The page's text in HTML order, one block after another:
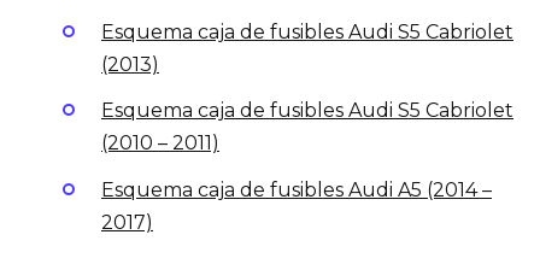
Esquema caja de fusibles Audi S5 Cabriolet
(2013)
Esquema caja de fusibles Audi S5 Cabriolet
(2010 – 2011)
Esquema caja de fusibles Audi A5 (2014 –
2017)